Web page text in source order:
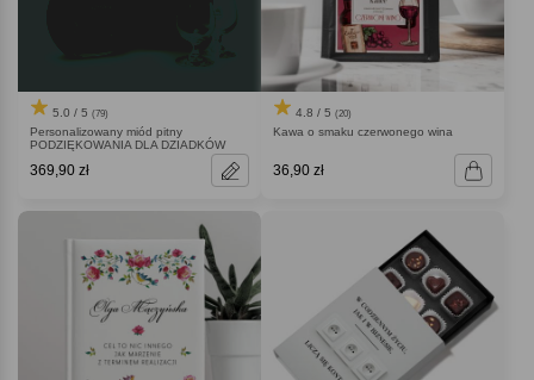
5.0 / 5 (79)
Personalizowany miód pitny
PODZIĘKOWANIA DLA DZIADKÓW
369,90 zł
4.8 / 5 (20)
Kawa o smaku czerwonego wina
36,90 zł